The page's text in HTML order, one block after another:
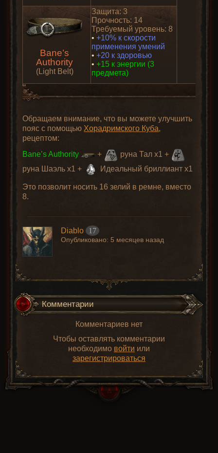
Bane’s
Authority
(Light Belt)
Защита: 3
Прочность: 14
Требуемый уровень: 8
• +10% к скорости
применения умений
• +20 к здоровью
• +15 к энергии (3
предмета)
Обращаем внимание, что вы можете улучшить
пояс с помощью Хорадримского Куба,
рецептом:
Bane’s Authority
+
руна Тал x1 +
руна Шаэль x1 +
Идеальный бриллиант x1
Это позволит носить 16 зелий в ремне, вместо
8.
Diablo 17
Опубликовано: 5 месяцев назад
Комментарии
Комментариев нет
Чтобы оставлять комментарии
необходимо войти или
зарегистрироваться